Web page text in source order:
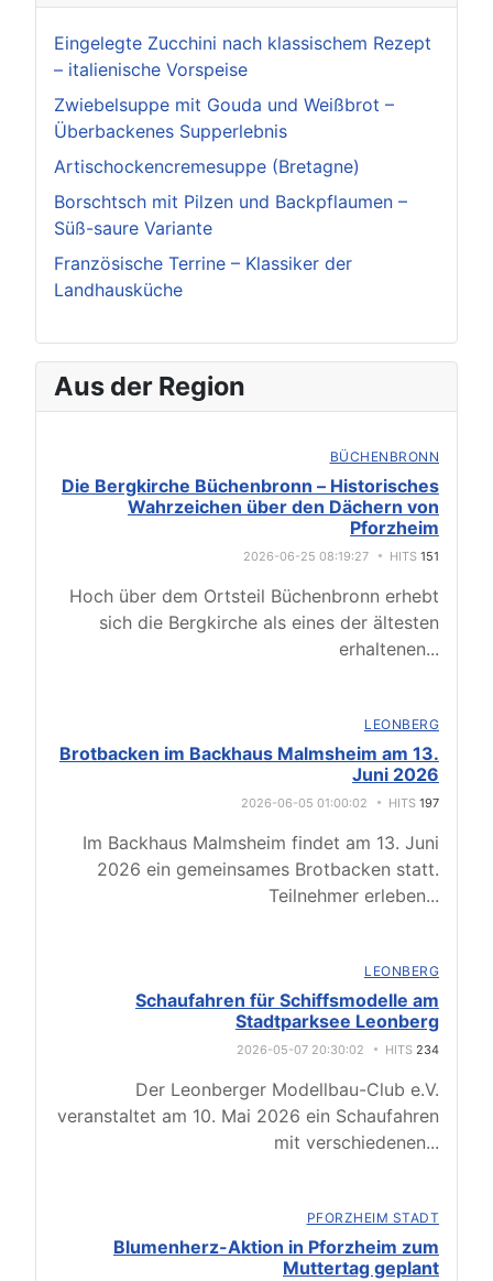
Eingelegte Zucchini nach klassischem Rezept
– italienische Vorspeise
Zwiebelsuppe mit Gouda und Weißbrot –
Überbackenes Supperlebnis
Artischockencremesuppe (Bretagne)
Borschtsch mit Pilzen und Backpflaumen –
Süß-saure Variante
Französische Terrine – Klassiker der
Landhausküche
Aus der Region
BÜCHENBRONN
Die Bergkirche Büchenbronn – Historisches
Wahrzeichen über den Dächern von
Pforzheim
2026-06-25 08:19:27 HITS 151
Hoch über dem Ortsteil Büchenbronn erhebt
sich die Bergkirche als eines der ältesten
erhaltenen...
LEONBERG
Brotbacken im Backhaus Malmsheim am 13.
Juni 2026
2026-06-05 01:00:02 HITS 197
Im Backhaus Malmsheim findet am 13. Juni
2026 ein gemeinsames Brotbacken statt.
Teilnehmer erleben...
LEONBERG
Schaufahren für Schiffsmodelle am
Stadtparksee Leonberg
2026-05-07 20:30:02 HITS 234
Der Leonberger Modellbau-Club e.V.
veranstaltet am 10. Mai 2026 ein Schaufahren
mit verschiedenen...
PFORZHEIM STADT
Blumenherz-Aktion in Pforzheim zum
Muttertag geplant